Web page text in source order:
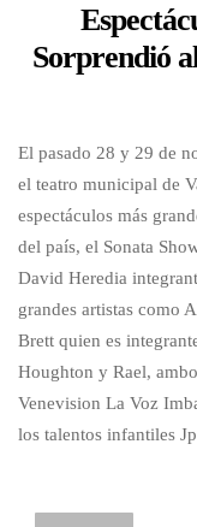
Sorprendió
El pasado 28 y 29 de
el teatro municipal de
espectáculos más
del país, el Sonata
David Heredia
grandes artistas como
Brett quien es
Houghton y Rael,
Venevision La Voz
los talentos infantiles